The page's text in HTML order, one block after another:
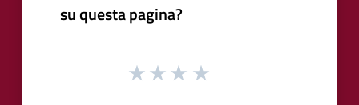
su questa pagina?